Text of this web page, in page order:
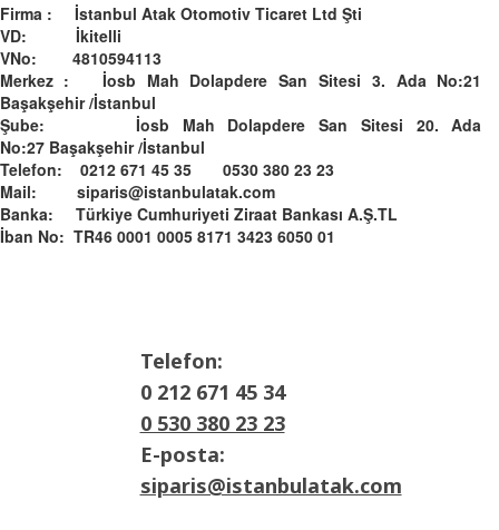
Firma : İstanbul Atak Otomotiv Ticaret Ltd Şti
VD: İkitelli
VNo: 4810594113
Merkez : İosb Mah Dolapdere San Sitesi 3. Ada No:21
Başakşehir /İstanbul
Şube: İosb Mah Dolapdere San Sitesi 20. Ada
No:27 Başakşehir /İstanbul
Telefon: 0212 671 45 35 0530 380 23 23
Mail: siparis@istanbulatak.com
Banka: Türkiye Cumhuriyeti Ziraat Bankası A.Ş.­­TL­
İban No: TR46 0001 0005 8171 3423 6050 01
Telefon:
0 212 671 45 34
0 530 380 23 23
E-posta:
siparis@istanbulatak.com